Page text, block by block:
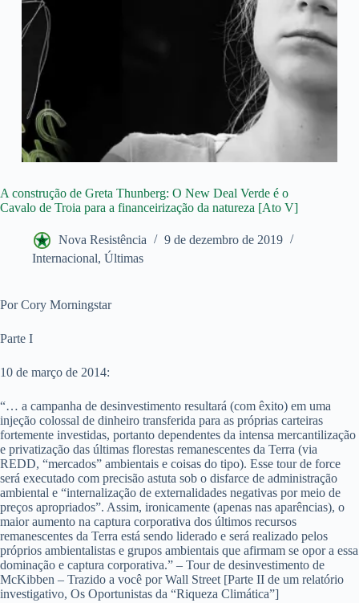
A construção de Greta Thunberg: O New Deal Verde é o
Cavalo de Troia para a financeirização da natureza [Ato V]
Nova Resistência
9 de dezembro de 2019
Internacional, Últimas
Por Cory Morningstar
Parte I
10 de março de 2014:
“… a campanha de desinvestimento resultará (com êxito) em uma
injeção colossal de dinheiro transferida para as próprias carteiras
fortemente investidas, portanto dependentes da intensa mercantilização
e privatização das últimas florestas remanescentes da Terra (via
REDD, “mercados” ambientais e coisas do tipo). Esse tour de force
será executado com precisão astuta sob o disfarce de administração
ambiental e “internalização de externalidades negativas por meio de
preços apropriados”. Assim, ironicamente (apenas nas aparências), o
maior aumento na captura corporativa dos últimos recursos
remanescentes da Terra está sendo liderado e será realizado pelos
próprios ambientalistas e grupos ambientais que afirmam se opor a essa
dominação e captura corporativa.” – Tour de desinvestimento de
McKibben – Trazido a você por Wall Street [Parte II de um relatório
investigativo, Os Oportunistas da “Riqueza Climática”]